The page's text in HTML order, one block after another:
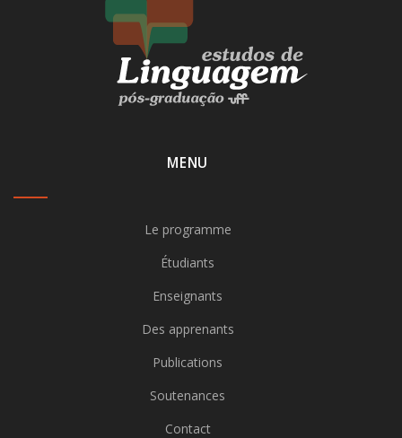
MENU
Le programme
Étudiants
Enseignants
Des apprenants
Publications
Soutenances
Contact